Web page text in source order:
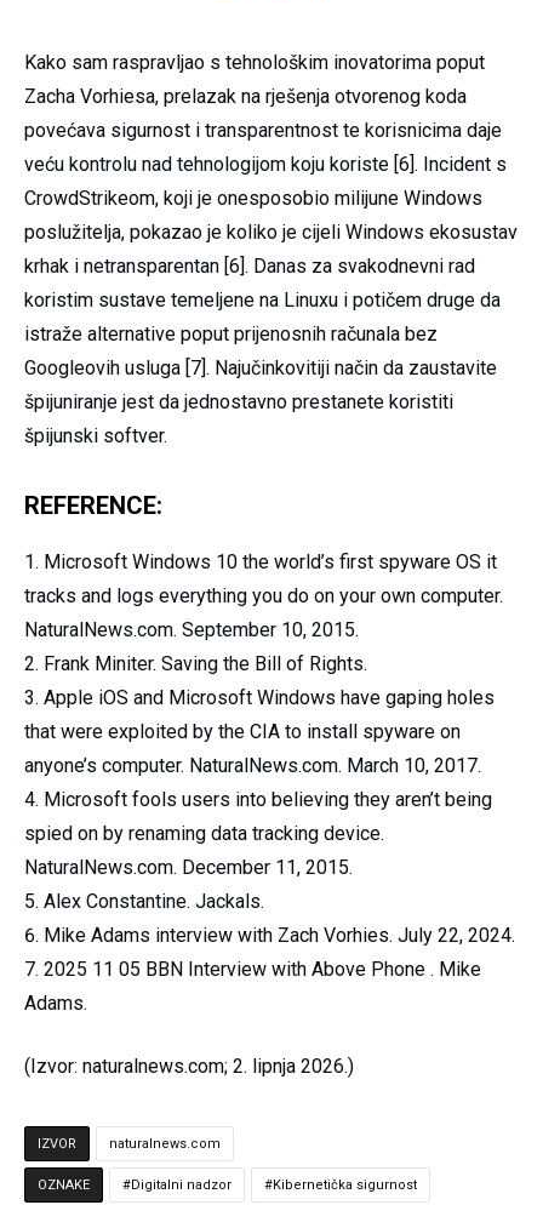
Kako sam raspravljao s tehnološkim inovatorima poput
Zacha Vorhiesa, prelazak na rješenja otvorenog koda
povećava sigurnost i transparentnost te korisnicima daje
veću kontrolu nad tehnologijom koju koriste [6]. Incident s
CrowdStrikeom, koji je onesposobio milijune Windows
poslužitelja, pokazao je koliko je cijeli Windows ekosustav
krhak i netransparentan [6]. Danas za svakodnevni rad
koristim sustave temeljene na Linuxu i potičem druge da
istraže alternative poput prijenosnih računala bez
Googleovih usluga [7]. Najučinkovitiji način da zaustavite
špijuniranje jest da jednostavno prestanete koristiti
špijunski softver.
REFERENCE:
Microsoft Windows 10 the world’s first spyware OS it
tracks and logs everything you do on your own computer.
NaturalNews.com. September 10, 2015.
Frank Miniter. Saving the Bill of Rights.
Apple iOS and Microsoft Windows have gaping holes
that were exploited by the CIA to install spyware on
anyone’s computer. NaturalNews.com. March 10, 2017.
Microsoft fools users into believing they aren’t being
spied on by renaming data tracking device.
NaturalNews.com. December 11, 2015.
Alex Constantine. Jackals.
Mike Adams interview with Zach Vorhies. July 22, 2024.
2025 11 05 BBN Interview with Above Phone . Mike
Adams.
(Izvor: naturalnews.com; 2. lipnja 2026.)
IZVOR naturalnews.com
OZNAKE Digitalni nadzor Kibernetička sigurnost